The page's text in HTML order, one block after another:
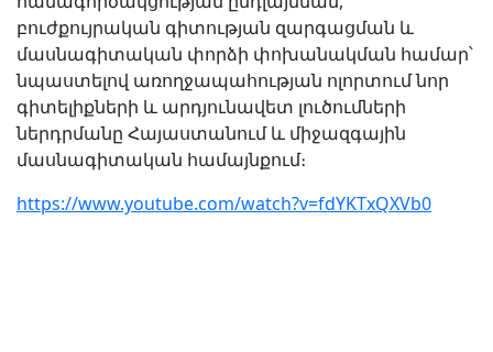
բուժքույրական գիտության զարգացման և
մասնագիտական փորձի փոխանակման համար՝
նպաստելով առողջապահության ոլորտում նոր
գիտելիքների և արդյունավետ լուծումների
ներդրմանը Հայաստանում և միջազգային
մասնագիտական համայնքում։
https://www.youtube.com/watch?v=fdYKTxQXVb0